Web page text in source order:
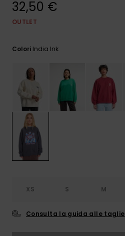
32,50 €
OUTLET
Colori India Ink
XS S M
Consulta la guida alle taglie